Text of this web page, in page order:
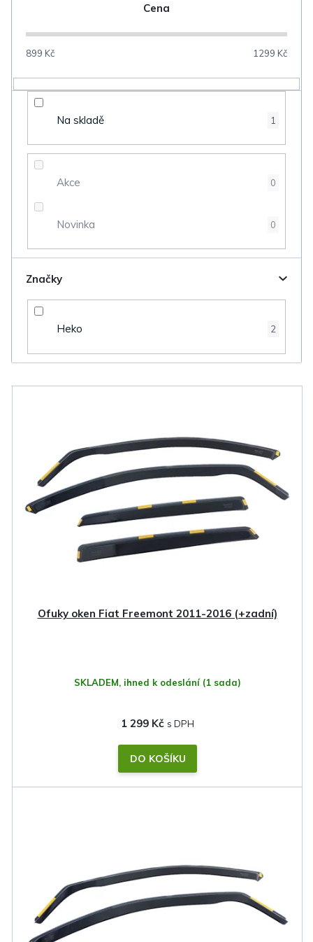
o
Cena
899 Kč 1299 Kč
Na skladě 1
Akce 0
Novinka 0
Značky
Heko 2
Ofuky oken Fiat Freemont 2011-2016 (+zadní)
SKLADEM, ihned k odeslání (1 sada)
1 299 Kč
DO KOŠÍKU